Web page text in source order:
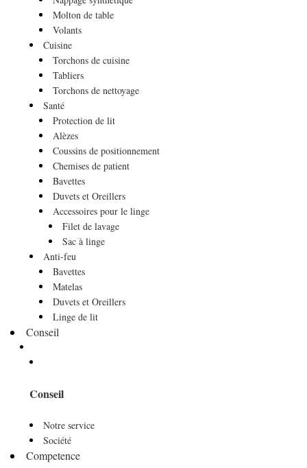
Molton de table
Volants
Cuisine
Torchons de cuisine
Tabliers
Torchons de nettoyage
Santé
Protection de lit
Alèzes
Coussins de positionnement
Chemises de patient
Bavettes
Duvets et Oreillers
Accessoires pour le linge
Filet de lavage
Sac à linge
Anti-feu
Bavettes
Matelas
Duvets et Oreillers
Linge de lit
Conseil
Conseil
Notre service
Société
Competence